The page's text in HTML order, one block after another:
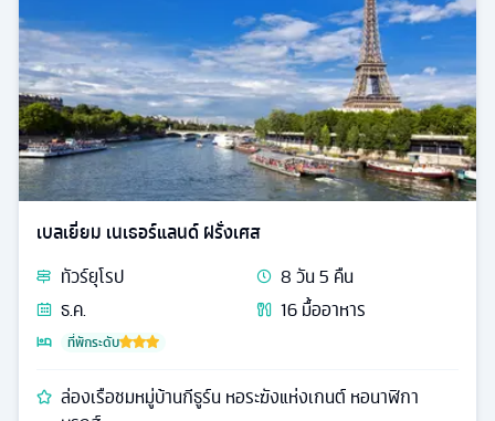
เบลเยี่ยม เนเธอร์แลนด์ ฝรั่งเศส
ทัวร์ยุโรป 8วัน5 คืน
ธ.ค.
16มื้ออาหาร
ที่พักระดับ
ล่องเรือชมหมู่บ้านกีธูร์น หอระฆังแห่งเกนต์ หอนาฬิกา